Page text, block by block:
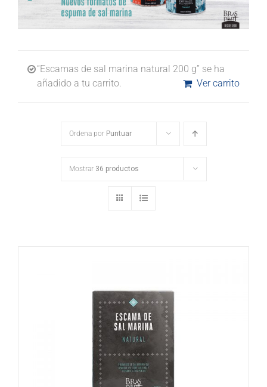
“Escamas de sal marina natural 200 g” se ha
añadido a tu carrito.
Ver carrito
Ordena por Puntuar
Mostrar 36 productos